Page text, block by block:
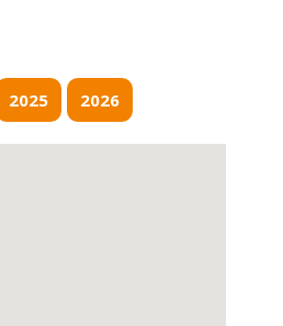
2025 2026